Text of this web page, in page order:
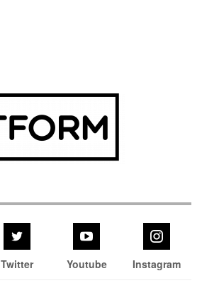
Twitter Youtube Instagram